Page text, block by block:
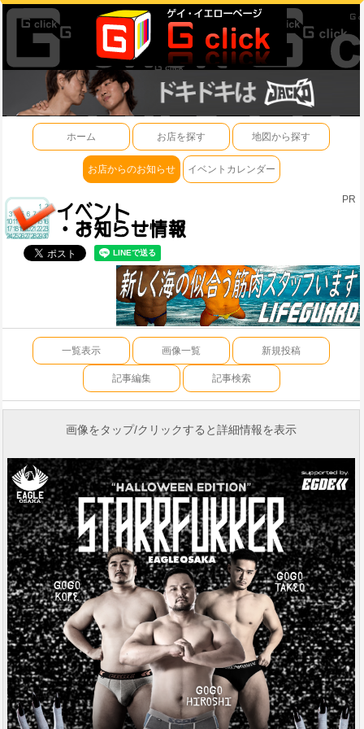
ホーム お店を探す 地図から探す
お店からのお知らせ イベントカレンダー
PR
一覧表示 画像一覧 新規投稿
記事編集 記事検索
画像をタップ/クリックすると詳細情報を表示